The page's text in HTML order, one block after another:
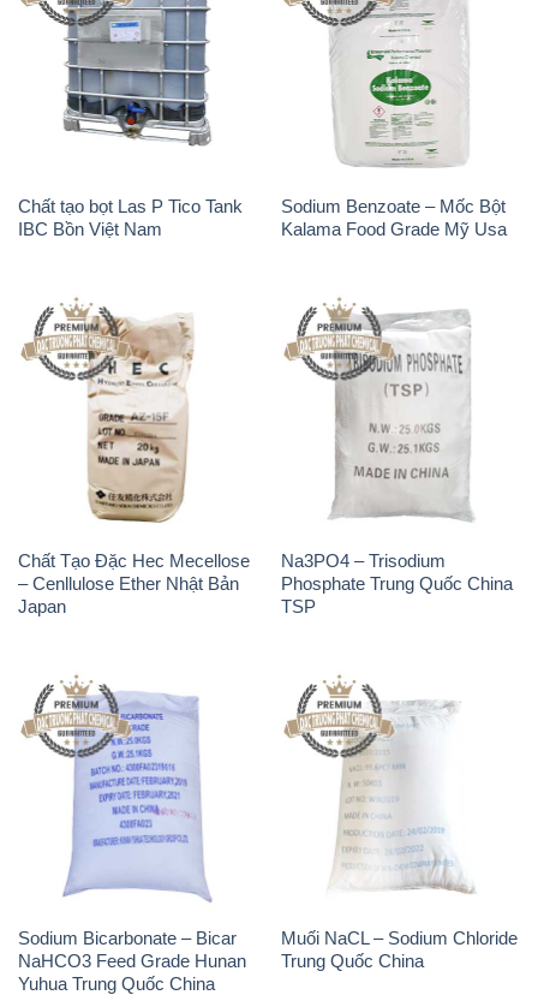
Chất tạo bọt Las P Tico Tank
IBC Bồn Việt Nam
Sodium Benzoate – Mốc Bột
Kalama Food Grade Mỹ Usa
Chất Tạo Đặc Hec Mecellose
– Cenllulose Ether Nhật Bản
Japan
Na3PO4 – Trisodium
Phosphate Trung Quốc China
TSP
Sodium Bicarbonate – Bicar
NaHCO3 Feed Grade Hunan
Yuhua Trung Quốc China
Muối NaCL – Sodium Chloride
Trung Quốc China